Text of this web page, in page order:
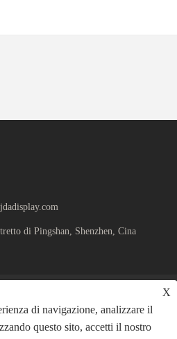
di Pingshan, Shenzhen, Cina
Copyright © 2025 Shenzhen
X
di navigazione, analizzare il
questo sito, accetti il ​​nostro